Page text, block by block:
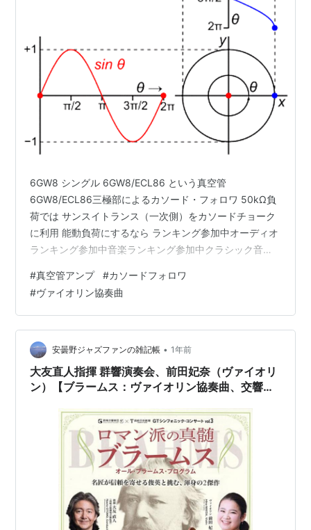
6GW8 シングル 6GW8/ECL86 という真空管
6GW8/ECL86三極部によるカソード・フォロワ 50kΩ負
荷では サンスイトランス（一次側）をカソードチョーク
に利用 能動負荷にするなら ランキング参加中オーディオ
ランキング参加中音楽ランキング参加中クラシック音楽
総理大臣に選ばれて、さぞかしフェミニストたちも狂喜
乱舞……と思いきや。世の終わりが来たかのように嘆き悲
しんでいるそうで、まったく訳が解らない。
www.youtube.com 聞けば、「自分と考え方の違う女性
が国のトップになっては困る」らしいが……それなら概念
とし…
#真空管アンプ #カソードフォロワ
#ヴァイオリン協奏曲
安曇野ジャズファンの雑記帳 • 1年前
大友直人指揮 群響演奏会、前田妃奈（ヴァイオリ
ン）【ブラームス：ヴァイオリン協奏曲、交響曲